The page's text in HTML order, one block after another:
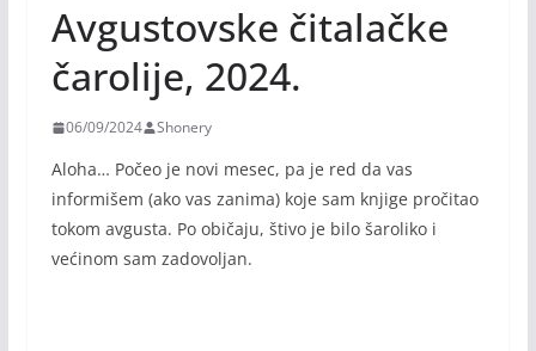
Avgustovske čitalačke
čarolije, 2024.
06/09/2024 Shonery
Aloha… Počeo je novi mesec, pa je red da vas
informišem (ako vas zanima) koje sam knjige pročitao
tokom avgusta. Po običaju, štivo je bilo šaroliko i
većinom sam zadovoljan.